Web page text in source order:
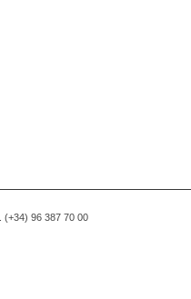
(+34) 96 387 70 00